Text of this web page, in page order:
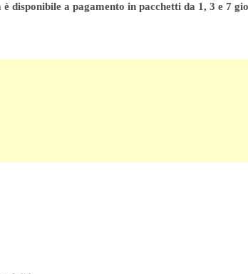
a pagamento in pacchetti da 1, 3 e 7